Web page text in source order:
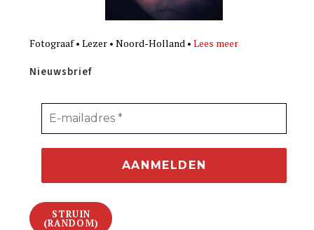
Fotograaf • Lezer • Noord-Holland •Lees meer
Nieuwsbrief
STRUIN
(RANDOM)